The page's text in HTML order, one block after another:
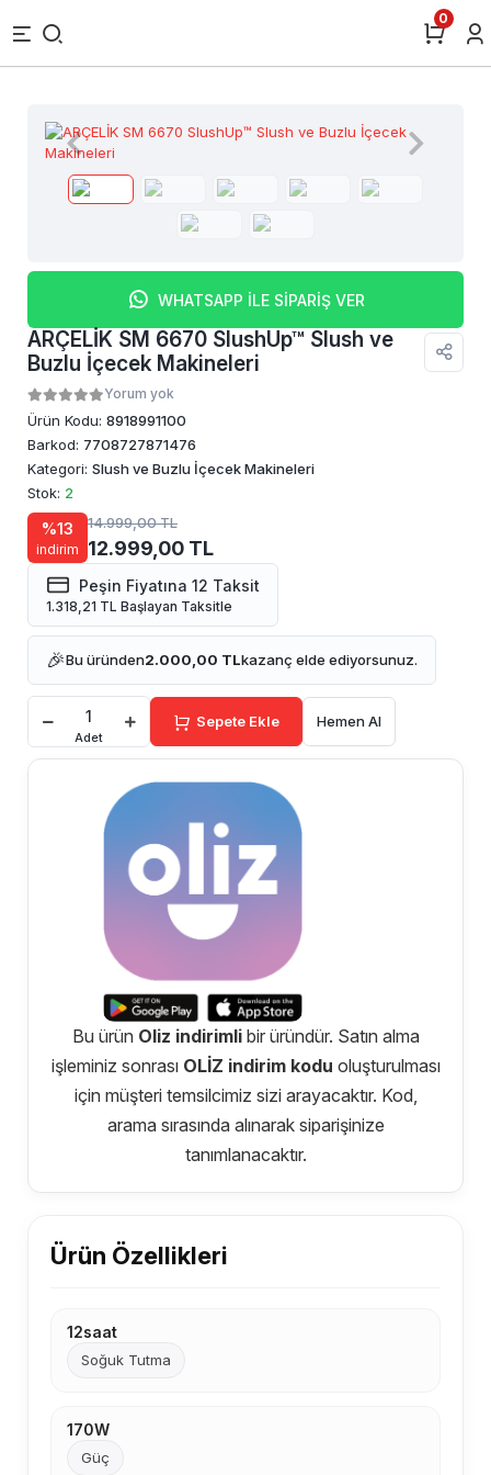
0
WHATSAPP İLE SİPARİŞ VER
ARÇELİK SM 6670 SlushUp™ Slush ve
Buzlu İçecek Makineleri
Yorum yok
Ürün Kodu: 8918991100
Barkod: 7708727871476
Kategori: Slush ve Buzlu İçecek Makineleri
Stok: 2
%13
indirim
14.999,00 TL
12.999,00 TL
Peşin Fiyatına 12 Taksit
1.318,21 TL Başlayan Taksitle
🎉Bu üründen2.000,00 TLkazanç elde ediyorsunuz.
Adet
Sepete Ekle Hemen Al
Bu ürün Oliz indirimlibir üründür. Satın alma
işleminiz sonrası OLİZ indirim kodu oluşturulması
için müşteri temsilcimiz sizi arayacaktır. Kod,
arama sırasında alınarak siparişinize
tanımlanacaktır.
Ürün Özellikleri
12saat
Soğuk Tutma
170W
Güç